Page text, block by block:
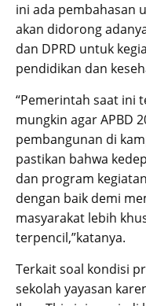
ini ada pembahasan
akan didorong
dan DPRD untuk
pendidikan dan
“Pemerintah saat ini
mungkin agar APBD
pembangunan di
pastikan bahwa
dan program
dengan baik demi
masyarakat lebih
terpencil,”katanya.
Terkait soal kondisi
sekolah yayasan